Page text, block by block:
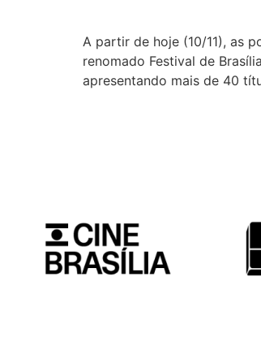
A partir de hoje (10/11), as
renomado Festival de
apresentando mais de 40